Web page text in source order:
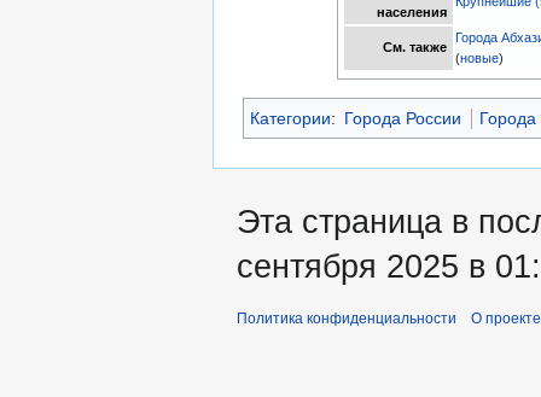
населения
См. также
Города
(новые)
Категории: Города России Города
Эта страница в
сентября 2025 в
Политика конфиденциальности О проекте